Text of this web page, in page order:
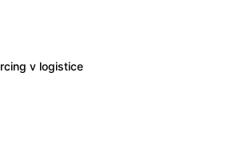
v logistice